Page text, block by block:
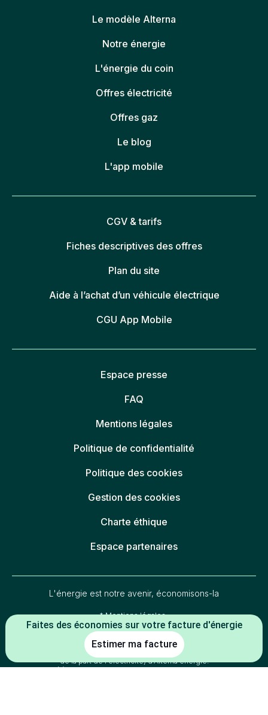
Faites des économies sur votre facture d'énergie
Estimer ma facture
Le modèle Alterna
Notre énergie
L'énergie du coin
Offres électricité
Offres gaz
Le blog
L'app mobile
CGV & tarifs
Fiches descriptives des offres
Plan du site
Aide à l’achat d’un véhicule électrique
CGU App Mobile
Espace presse
FAQ
Mentions légales
Politique de confidentialité
Politique des cookies
Gestion des cookies
Charte éthique
Espace partenaires
L'énergie est notre avenir, économisons-la
* Mentions légales :
-5 % constaté à la date de souscription entre le prix du kWh HT du TRV
(tarif réglementé de vente en vigueur au 01/07/2026) et le prix du kWh
Mon électricité française
(indexée TRV-E ou prix fixe 1 an
de la part de l'électricité) d'Alterna énergie.
-2 % constaté à la date de souscription entre le prix du kWh HT du TRV